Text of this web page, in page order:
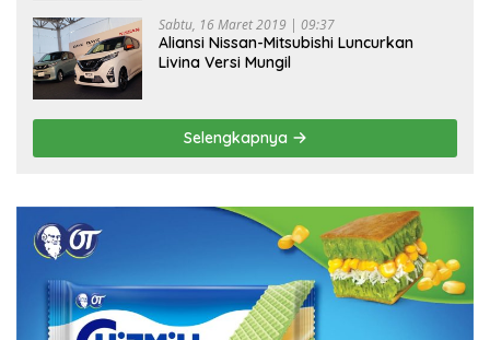
Sabtu, 16 Maret 2019 | 09:37
Aliansi Nissan-Mitsubishi Luncurkan
Livina Versi Mungil
Selengkapnya